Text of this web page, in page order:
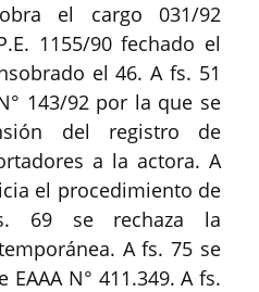
el cargo 031/92
1155/90 fechado el
el 46. A fs. 51
143/92 por la que se
del registro de
a la actora. A
el procedimiento de
69 se rechaza la
A fs. 75 se
N° 411.349. A fs.